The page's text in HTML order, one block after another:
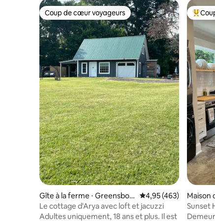
Coup de cœur voyageurs
Coup de cœur voyageurs
Gîte à la ferme ⋅ Greensbor
o
Évaluation moyenne
4,95 (463)
Le cottage d'Arya avec loft et jacuzzi
Adultes uniquement, 18 ans et plus. Il est
Maison
o
Sunset